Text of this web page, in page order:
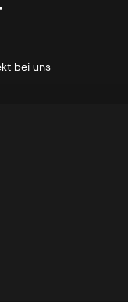
bei uns